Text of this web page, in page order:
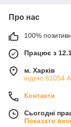
Про нас
100%
Працює з
м. Харків
індекс 61054
Контакти
Сьогодні
Показати